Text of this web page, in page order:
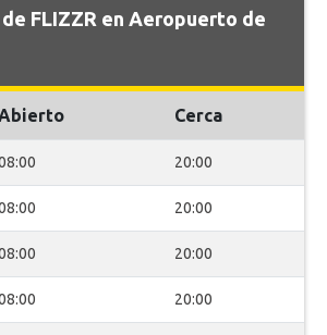
FLIZZR en Aeropuerto de
Cerca
20:00
20:00
20:00
20:00